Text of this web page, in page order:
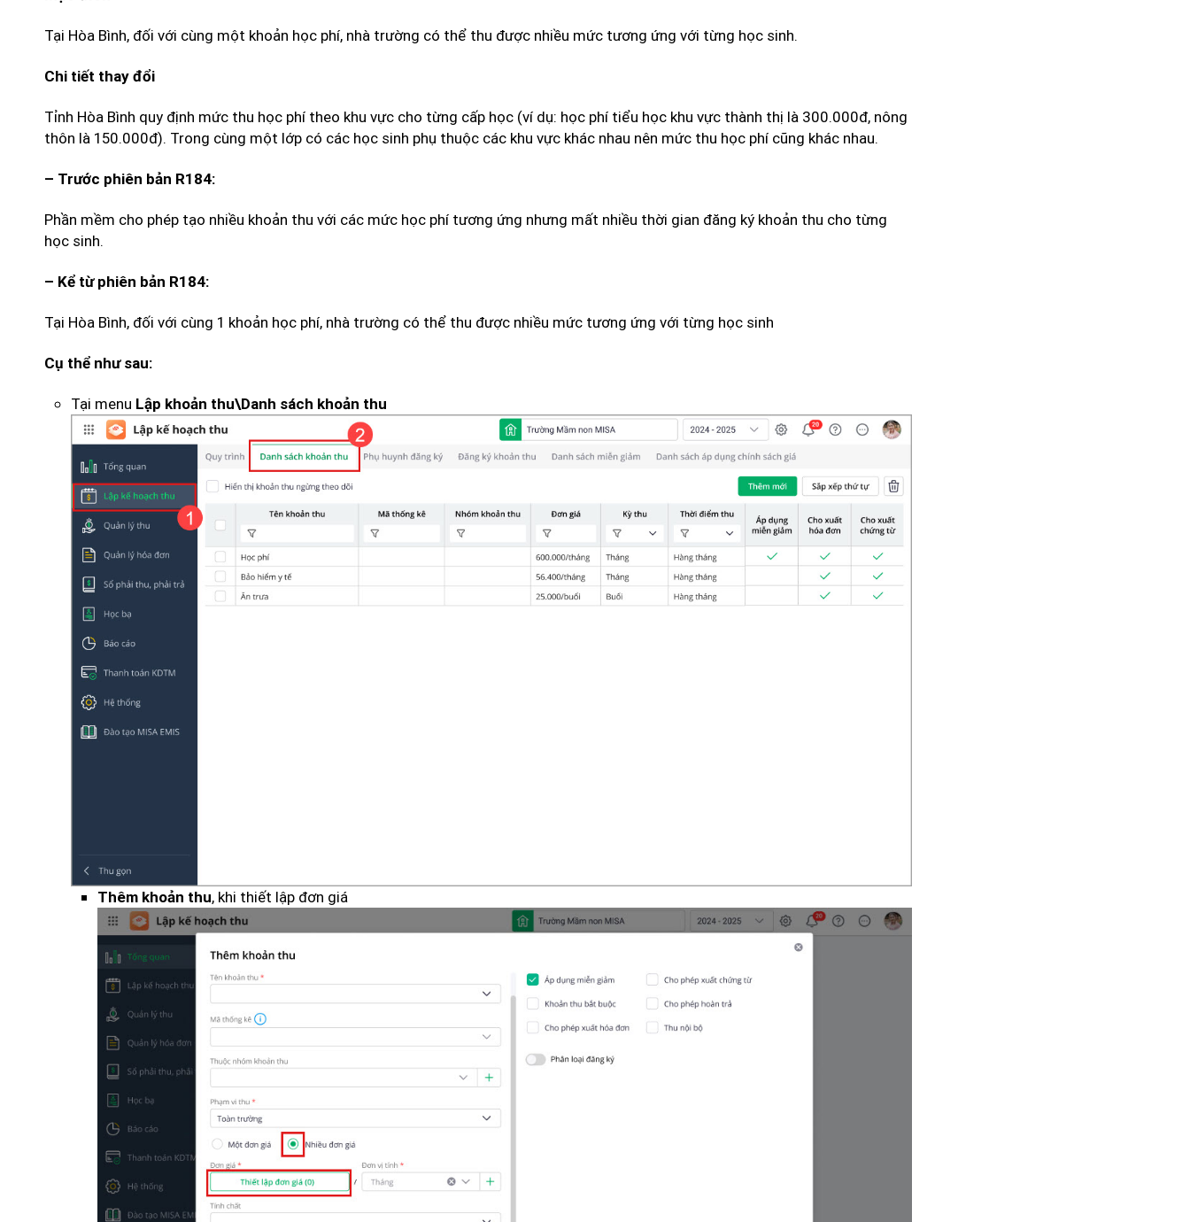
Tại Hòa Bình, đối với cùng một khoản học phí, nhà trường có thể thu được nhiều mức tương ứng với từng học sinh.
Chi tiết thay đổi
Tỉnh Hòa Bình quy định mức thu học phí theo khu vực cho từng cấp học (ví dụ: học phí tiểu học khu vực thành thị là 300.000đ, nông
thôn là 150.000đ). Trong cùng một lớp có các học sinh phụ thuộc các khu vực khác nhau nên mức thu học phí cũng khác nhau.
– Trước phiên bản R184:
Phần mềm cho phép tạo nhiều khoản thu với các mức học phí tương ứng nhưng mất nhiều thời gian đăng ký khoản thu cho từng
học sinh.
– Kể từ phiên bản R184:
Tại Hòa Bình, đối với cùng 1 khoản học phí, nhà trường có thể thu được nhiều mức tương ứng với từng học sinh
Cụ thể như sau:
Tại menu Lập khoản thu\Danh sách khoản thu
Thêm khoản thu, khi thiết lập đơn giá